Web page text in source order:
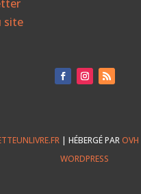
site
| HÉBERGÉ PAROVH
WORDPRESS